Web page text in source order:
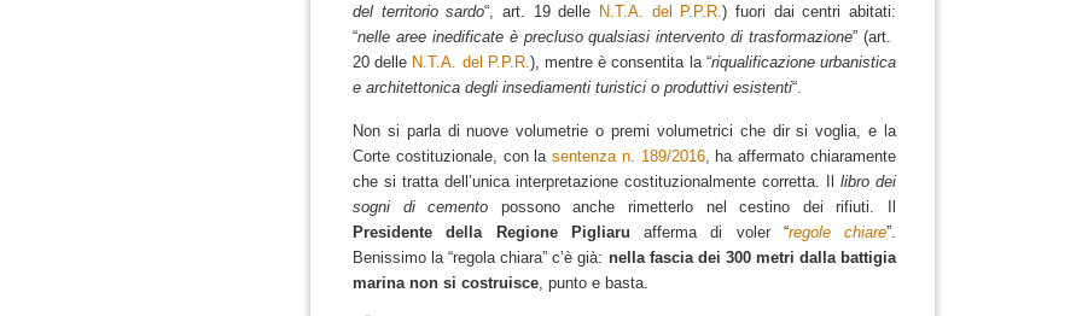
del territorio sardo“, art. 19 delle N.T.A. del P.P.R.) fuori dai centri abitati:
“nelle aree inedificate è precluso qualsiasi intervento di trasformazione” (art.
20 delle N.T.A. del P.P.R. ), mentre è consentita la “riqualificazione urbanistica
e architettonica degli insediamenti turistici o produttivi esistenti“.
Non si parla di nuove volumetrie o premi volumetrici che dir si voglia, e la
Corte costituzionale, con lasentenza n. 189/2016, ha affermato chiaramente
che si tratta dell’unica interpretazione costituzionalmente corretta.
libro dei
sogni di cemento possono anche rimetterlo nel cestino dei rifiuti.
Presidente della Regione Pigliaru afferma di voler “regole chiare”.
Benissimo la “regola chiara” c’è già: nella fascia dei 300 metri dalla battigia
marina non si costruisce, punto e basta.